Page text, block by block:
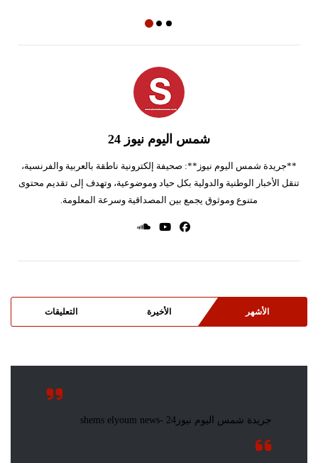
شمس اليوم نيوز 24
**جريدة شمس اليوم نيوز**: صحيفة إلكترونية ناطقة بالعربية والفرنسية،
تنقل الأخبار الوطنية والدولية بكل حياد وموضوعية، وتهدف إلى تقديم محتوى
متنوع وموثوق يجمع بين المصداقية وسرعة المعلومة.
الأشهر الأخيرة التعليقات